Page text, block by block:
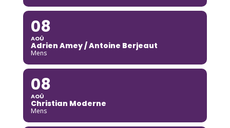
08
AOÛ
Adrien Amey / Antoine Berjeaut
Mens
08
AOÛ
Christian Moderne
Mens